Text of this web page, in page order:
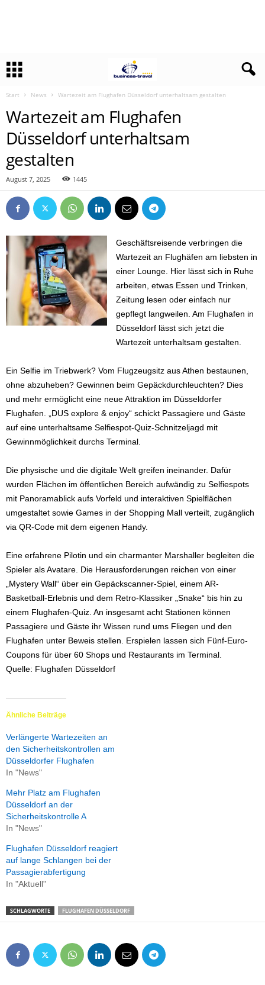
Start News Wartezeit am Flughafen Düsseldorf unterhaltsam gestalten
Wartezeit am Flughafen
Düsseldorf unterhaltsam
gestalten
August 7, 2025 1445
Geschäftsreisende verbringen die
Wartezeit an Flughäfen am liebsten in
einer Lounge. Hier lässt sich in Ruhe
arbeiten, etwas Essen und Trinken,
Zeitung lesen oder einfach nur
gepflegt langweilen. Am Flughafen in
Düsseldorf lässt sich jetzt die
Wartezeit unterhaltsam gestalten.
Ein Selfie im Triebwerk? Vom Flugzeugsitz aus Athen bestaunen,
ohne abzuheben? Gewinnen beim Gepäckdurchleuchten? Dies
und mehr ermöglicht eine neue Attraktion im Düsseldorfer
Flughafen. „DUS explore & enjoy“ schickt Passagiere und Gäste
auf eine unterhaltsame Selfiespot-Quiz-Schnitzeljagd mit
Gewinnmöglichkeit durchs Terminal.
Die physische und die digitale Welt greifen ineinander. Dafür
wurden Flächen im öffentlichen Bereich aufwändig zu Selfiespots
mit Panoramablick aufs Vorfeld und interaktiven Spielflächen
umgestaltet sowie Games in der Shopping Mall verteilt, zugänglich
via QR-Code mit dem eigenen Handy.
Eine erfahrene Pilotin und ein charmanter Marshaller begleiten die
Spieler als Avatare. Die Herausforderungen reichen von einer
„Mystery Wall“ über ein Gepäckscanner-Spiel, einem AR-
Basketball-Erlebnis und dem Retro-Klassiker „Snake“ bis hin zu
einem Flughafen-Quiz. An insgesamt acht Stationen können
Passagiere und Gäste ihr Wissen rund ums Fliegen und den
Flughafen unter Beweis stellen. Erspielen lassen sich Fünf-Euro-
Coupons für über 60 Shops und Restaurants im Terminal.
Quelle: Flughafen Düsseldorf
Ähnliche Beiträge
Verlängerte Wartezeiten an
den Sicherheitskontrollen am
Düsseldorfer Flughafen
In "News"
Mehr Platz am Flughafen
Düsseldorf an der
Sicherheitskontrolle A
In "News"
Flughafen Düsseldorf reagiert
auf lange Schlangen bei der
Passagierabfertigung
In "Aktuell"
SCHLAGWORTE FLUGHAFEN DÜSSELDORF